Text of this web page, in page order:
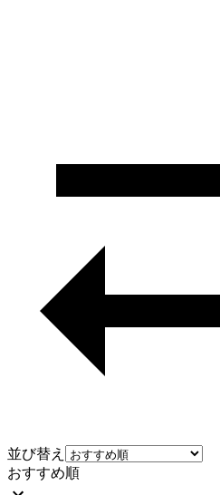
並び替え
おすすめ順